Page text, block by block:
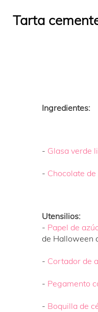
Tarta
Ingredientes:
- Glasa verde
- Chocolate
Utensilios:
- Papel de
de Halloween
- Cortador de
- Pegamento
- Boquilla de